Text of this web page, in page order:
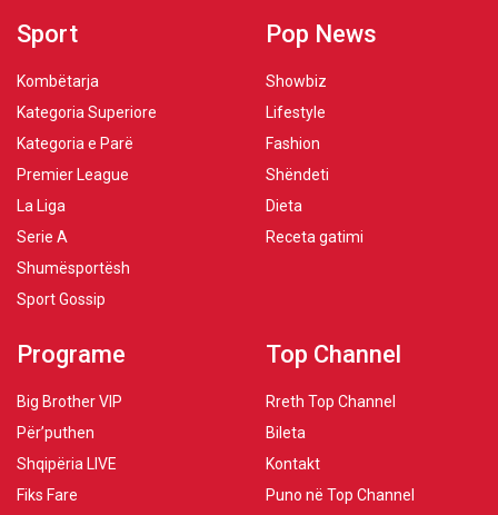
Sport
Kombëtarja
Kategoria Superiore
Kategoria e Parë
Premier League
La Liga
Serie A
Shumësportësh
Sport Gossip
Pop News
Showbiz
Lifestyle
Fashion
Shëndeti
Dieta
Receta gatimi
Programe
Big Brother VIP
Për’puthen
Shqipëria LIVE
Fiks Fare
Top Channel
Rreth Top Channel
Bileta
Kontakt
Puno në Top Channel